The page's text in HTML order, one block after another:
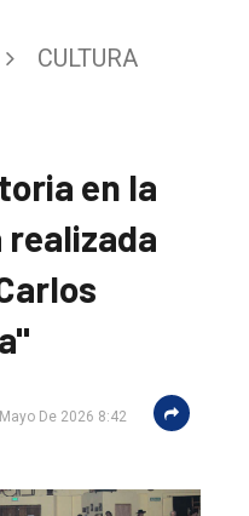
CULTURA
en la
De 2026 8:42